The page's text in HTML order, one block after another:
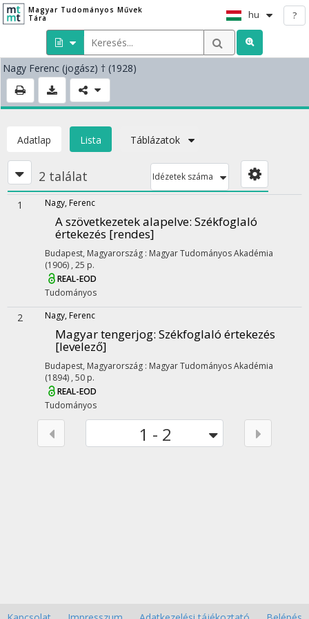
Magyar Tudományos Művek
Tára
hu ?
Nagy Ferenc (jogász) † (1928)
Adatlap Lista Táblázatok
2 találat Idézetek száma
1 Nagy, Ferenc
A szövetkezetek alapelve: Székfoglaló
értekezés [rendes]
Budapest, Magyarország : Magyar Tudományos Akadémia
(1906) , 25 p.
REAL-EOD
Tudományos
2 Nagy, Ferenc
Magyar tengerjog: Székfoglaló értekezés
[levelező]
Budapest, Magyarország : Magyar Tudományos Akadémia
(1894) , 50 p.
REAL-EOD
Tudományos
1 - 2